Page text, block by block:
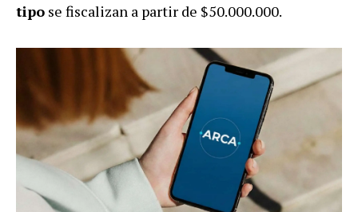
tipo se fiscalizan a partir de $50.000.000.